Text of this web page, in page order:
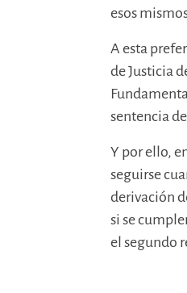
esos
A esta
de Justicia
sentencia
Y por ello,
seguirse
derivación
si se
el segundo